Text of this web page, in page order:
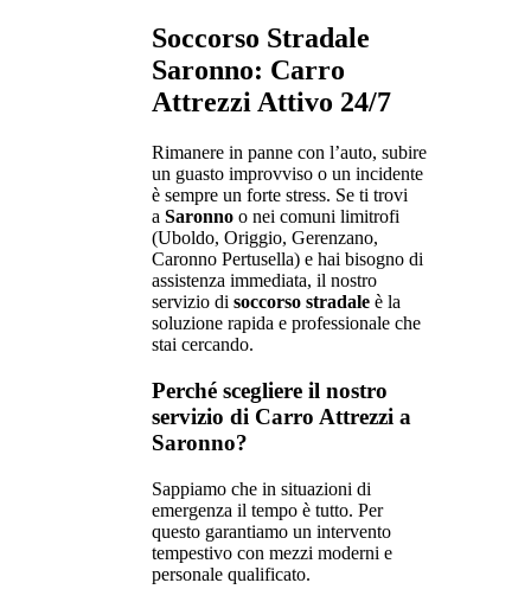
Soccorso Stradale
Saronno: Carro
Attrezzi Attivo 24/7
Rimanere in panne con l’auto, subire
un guasto improvviso o un incidente
è sempre un forte stress. Se ti trovi
a Saronno o nei comuni limitrofi
(Uboldo, Origgio, Gerenzano,
Caronno Pertusella) e hai bisogno di
assistenza immediata, il nostro
servizio di soccorso stradale è la
soluzione rapida e professionale che
stai cercando.
Perché scegliere il nostro
servizio di Carro Attrezzi a
Saronno?
Sappiamo che in situazioni di
emergenza il tempo è tutto. Per
questo garantiamo un intervento
tempestivo con mezzi moderni e
personale qualificato.